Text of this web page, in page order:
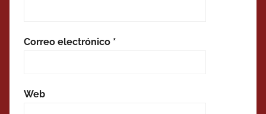
Correo electrónico *
Web